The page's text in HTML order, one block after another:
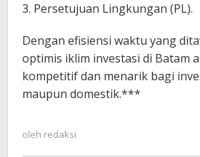
3. Persetujuan Lingkungan (PL).
Dengan efisiensi waktu yang
optimis iklim investasi di Batam
kompetitif dan menarik bagi
maupun domestik.***
oleh redaksi